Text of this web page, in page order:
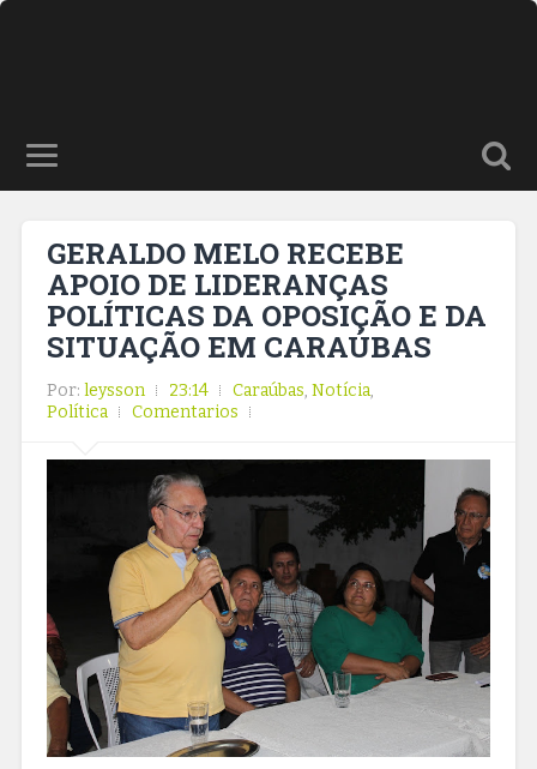
GERALDO MELO RECEBE
APOIO DE LIDERANÇAS
POLÍTICAS DA OPOSIÇÃO E DA
SITUAÇÃO EM CARAÚBAS
Por: leysson 23:14 Caraúbas, Notícia,
Política
Comentarios